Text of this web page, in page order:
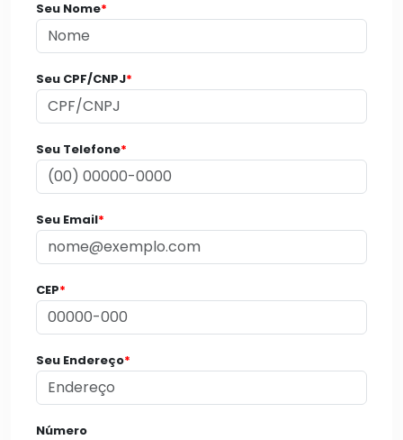
Seu Nome*
Seu CPF/CNPJ*
Seu Telefone*
Seu Email*
CEP*
Seu Endereço*
Número